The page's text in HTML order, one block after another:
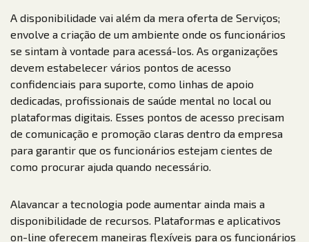
A disponibilidade vai além da mera oferta de Serviços;
envolve a criação de um ambiente onde os funcionários
se sintam à vontade para acessá-los. As organizações
devem estabelecer vários pontos de acesso
confidenciais para suporte, como linhas de apoio
dedicadas, profissionais de saúde mental no local ou
plataformas digitais. Esses pontos de acesso precisam
de comunicação e promoção claras dentro da empresa
para garantir que os funcionários estejam cientes de
como procurar ajuda quando necessário.
Alavancar a tecnologia pode aumentar ainda mais a
disponibilidade de recursos. Plataformas e aplicativos
on-line oferecem maneiras flexíveis para os funcionários